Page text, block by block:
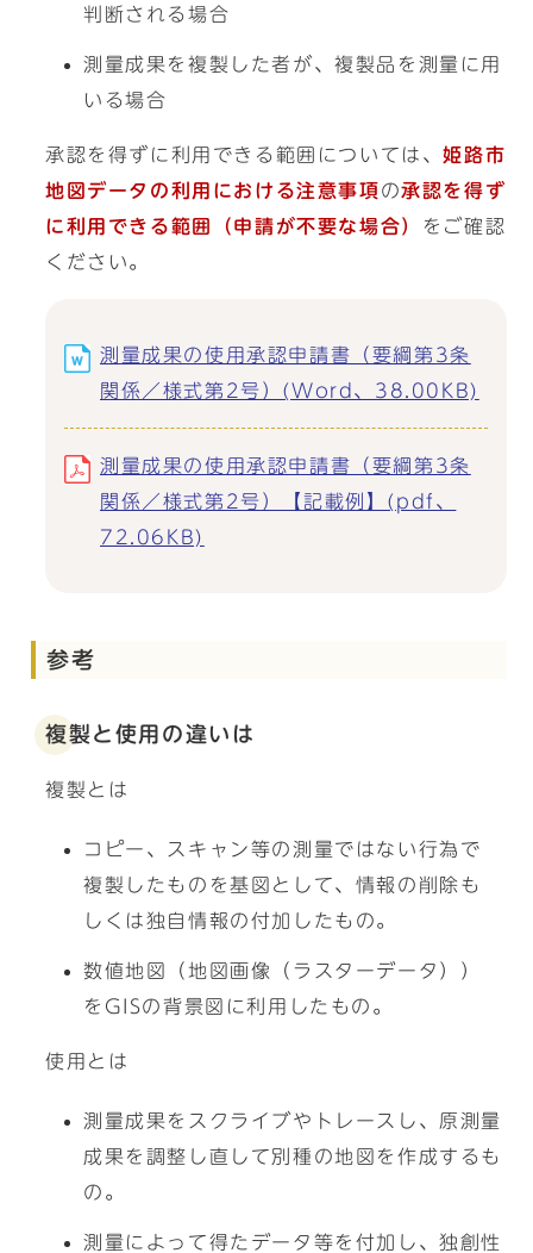
判断される場合
測量成果を複製した者が、複製品を測量に用
いる場合
承認を得ずに利用できる範囲については、姫路市
地図データの利用における注意事項 の承認を得ず
に利用できる範囲（申請が不要な場合）
をご確認
ください。
測量成果の使用承認申請書（要綱第3条
関係／様式第2号）(Word、38.00KB)
測量成果の使用承認申請書（要綱第3条
関係／様式第2号）【記載例】(pdf、
72.06KB)
参考
複製と使用の違いは
複製とは
コピー、スキャン等の測量ではない行為で
複製したものを基図として、情報の削除も
しくは独自情報の付加したもの。
数値地図（地図画像（ラスターデータ））
をGISの背景図に利用したもの。
使用とは
測量成果をスクライブやトレースし、原測量
成果を調整し直して別種の地図を作成するも
の。
測量によって得たデータ等を付加し、独創性